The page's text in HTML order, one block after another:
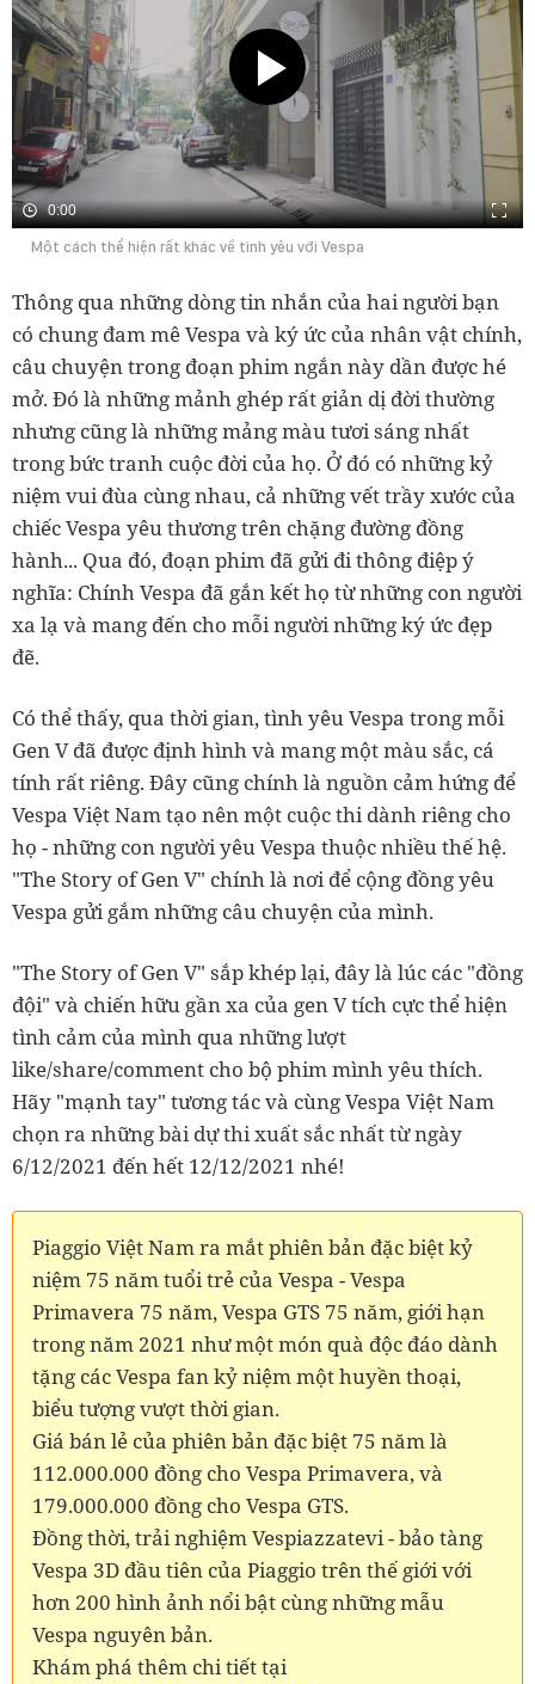
0:00
Một cách thể hiện rất khác về tình yêu với Vespa
Thông qua những dòng tin nhắn của hai người bạn
có chung đam mê Vespa và ký ức của nhân vật chính,
câu chuyện trong đoạn phim ngắn này dần được hé
mở. Đó là những mảnh ghép rất giản dị đời thường
nhưng cũng là những mảng màu tươi sáng nhất
trong bức tranh cuộc đời của họ. Ở đó có những kỷ
niệm vui đùa cùng nhau, cả những vết trầy xước của
chiếc Vespa yêu thương trên chặng đường đồng
hành... Qua đó, đoạn phim đã gửi đi thông điệp ý
nghĩa: Chính Vespa đã gắn kết họ từ những con người
xa lạ và mang đến cho mỗi người những ký ức đẹp
đẽ.
Có thể thấy, qua thời gian, tình yêu Vespa trong mỗi
Gen V đã được định hình và mang một màu sắc, cá
tính rất riêng. Đây cũng chính là nguồn cảm hứng để
Vespa Việt Nam tạo nên một cuộc thi dành riêng cho
họ - những con người yêu Vespa thuộc nhiều thế hệ.
"The Story of Gen V" chính là nơi để cộng đồng yêu
Vespa gửi gắm những câu chuyện của mình.
"The Story of Gen V" sắp khép lại, đây là lúc các "đồng
đội" và chiến hữu gần xa của gen V tích cực thể hiện
tình cảm của mình qua những lượt
like/share/comment cho bộ phim mình yêu thích.
Hãy "mạnh tay" tương tác và cùng Vespa Việt Nam
chọn ra những bài dự thi xuất sắc nhất từ ngày
6/12/2021 đến hết 12/12/2021 nhé!
Piaggio Việt Nam ra mắt phiên bản đặc biệt kỷ
niệm 75 năm tuổi trẻ của Vespa - Vespa
Primavera 75 năm, Vespa GTS 75 năm, giới hạn
trong năm 2021 như một món quà độc đáo dành
tặng các Vespa fan kỷ niệm một huyền thoại,
biểu tượng vượt thời gian.
Giá bán lẻ của phiên bản đặc biệt 75 năm là
112.000.000 đồng cho Vespa Primavera, và
179.000.000 đồng cho Vespa GTS.
Đồng thời, trải nghiệm Vespiazzatevi - bảo tàng
Vespa 3D đầu tiên của Piaggio trên thế giới với
hơn 200 hình ảnh nổi bật cùng những mẫu
Vespa nguyên bản.
Khám phá thêm chi tiết tại